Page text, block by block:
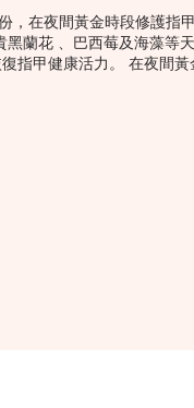
，在夜間黃金時段修護指
蘭花 、巴西莓及海藻等
指甲健康活力。 在夜間黃